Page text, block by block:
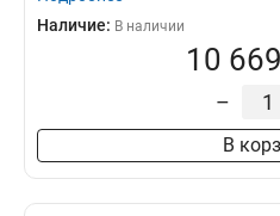
Наличие: В наличии
10
–
В